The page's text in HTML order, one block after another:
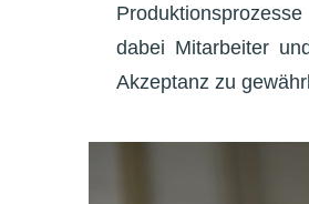
dabei Mitarbeiter
Akzeptanz zu